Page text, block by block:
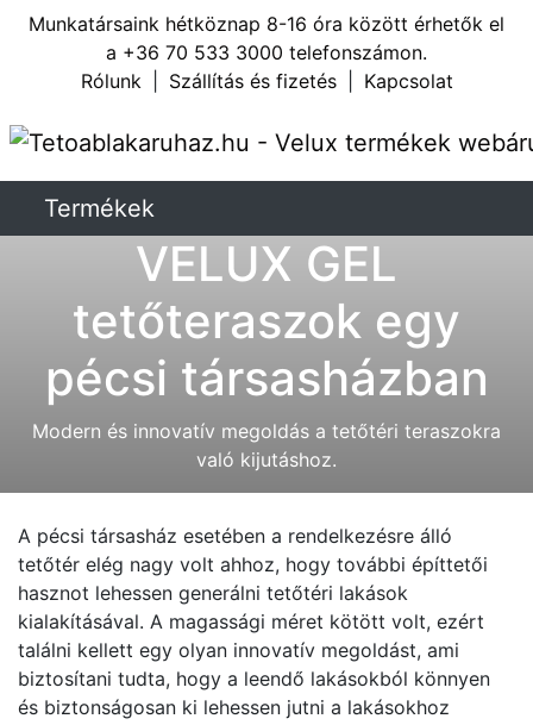
Munkatársaink hétköznap 8-16 óra között érhetők el
a +36 70 533 3000 telefonszámon.
Rólunk
Szállítás és fizetés Kapcsolat
Termékek
VELUX GEL
tetőteraszok egy
pécsi társasházban
Modern és innovatív megoldás a tetőtéri teraszokra
való kijutáshoz.
A pécsi társasház esetében a rendelkezésre álló
tetőtér elég nagy volt ahhoz, hogy további építtetői
hasznot lehessen generálni tetőtéri lakások
kialakításával. A magassági méret kötött volt, ezért
találni kellett egy olyan innovatív megoldást, ami
biztosítani tudta, hogy a leendő lakásokból könnyen
és biztonságosan ki lehessen jutni a lakásokhoz